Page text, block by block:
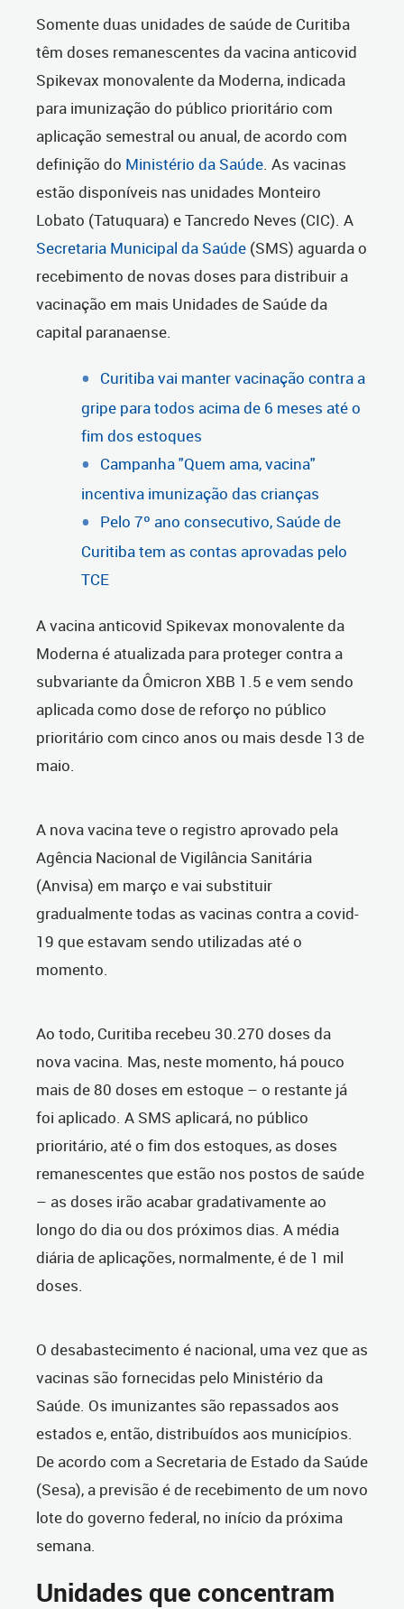
Somente duas unidades de saúde de Curitiba
têm doses remanescentes da vacina anticovid
Spikevax monovalente da Moderna, indicada
para imunização do público prioritário com
aplicação semestral ou anual, de acordo com
definição do Ministério da Saúde. As vacinas
estão disponíveis nas unidades Monteiro
Lobato (Tatuquara) e Tancredo Neves (CIC). A
Secretaria Municipal da Saúde (SMS) aguarda o
recebimento de novas doses para distribuir a
vacinação em mais Unidades de Saúde da
capital paranaense.
Curitiba vai manter vacinação contra a
gripe para todos acima de 6 meses até o
fim dos estoques
Campanha "Quem ama, vacina"
incentiva imunização das crianças
Pelo 7º ano consecutivo, Saúde de
Curitiba tem as contas aprovadas pelo
TCE
A vacina anticovid Spikevax monovalente da
Moderna é atualizada para proteger contra a
subvariante da Ômicron XBB 1.5 e vem sendo
aplicada como dose de reforço no público
prioritário com cinco anos ou mais desde 13 de
maio.
A nova vacina teve o registro aprovado pela
Agência Nacional de Vigilância Sanitária
(Anvisa) em março e vai substituir
gradualmente todas as vacinas contra a covid-
19 que estavam sendo utilizadas até o
momento.
Ao todo, Curitiba recebeu 30.270 doses da
nova vacina. Mas, neste momento, há pouco
mais de 80 doses em estoque – o restante já
foi aplicado. A SMS aplicará, no público
prioritário, até o fim dos estoques, as doses
remanescentes que estão nos postos de saúde
– as doses irão acabar gradativamente ao
longo do dia ou dos próximos dias. A média
diária de aplicações, normalmente, é de 1 mil
doses.
O desabastecimento é nacional, uma vez que as
vacinas são fornecidas pelo Ministério da
Saúde. Os imunizantes são repassados aos
estados e, então, distribuídos aos municípios.
De acordo com a Secretaria de Estado da Saúde
(Sesa), a previsão é de recebimento de um novo
lote do governo federal, no início da próxima
semana.
Unidades que concentram